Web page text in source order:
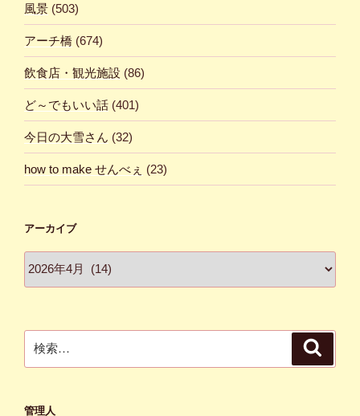
風景 (503)
アーチ橋 (674)
飲食店・観光施設 (86)
ど～でもいい話 (401)
今日の大雪さん (32)
how to make せんべぇ (23)
アーカイブ
索:
管理人